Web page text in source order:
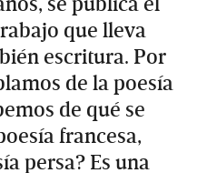
que lleva
escritura. Por
de la poesía
de qué se
francesa,
persa? Es una